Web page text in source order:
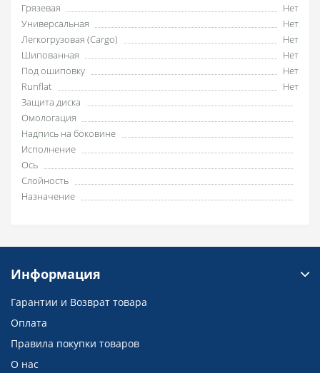
Грязевая
Нет
Универсальная
Нет
Легкогрузовая (Cargo)
Нет
Шипованная
Нет
Под ошиповку
Нет
Runflat
Нет
Защита диска
Омологация
Надпись на боковине
Исполнение
Ось
Слойность
Назначение
Информация
Гарантии и Возврат товара
Оплата
Правила покупки товаров
О нас